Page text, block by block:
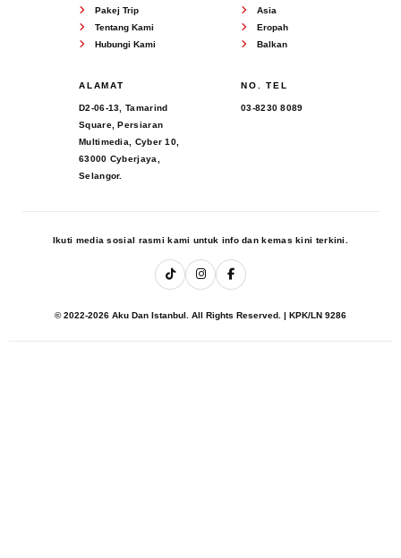
Pakej Trip
Tentang Kami
Hubungi Kami
Asia
Eropah
Balkan
ALAMAT
D2-06-13, Tamarind
Square, Persiaran
Multimedia, Cyber 10,
63000 Cyberjaya,
Selangor.
NO. TEL
03-8230 8089
Ikuti media sosial rasmi kami untuk info dan kemas kini terkini.
© 2022-2026 Aku Dan Istanbul. All Rights Reserved. | KPK/LN 9286